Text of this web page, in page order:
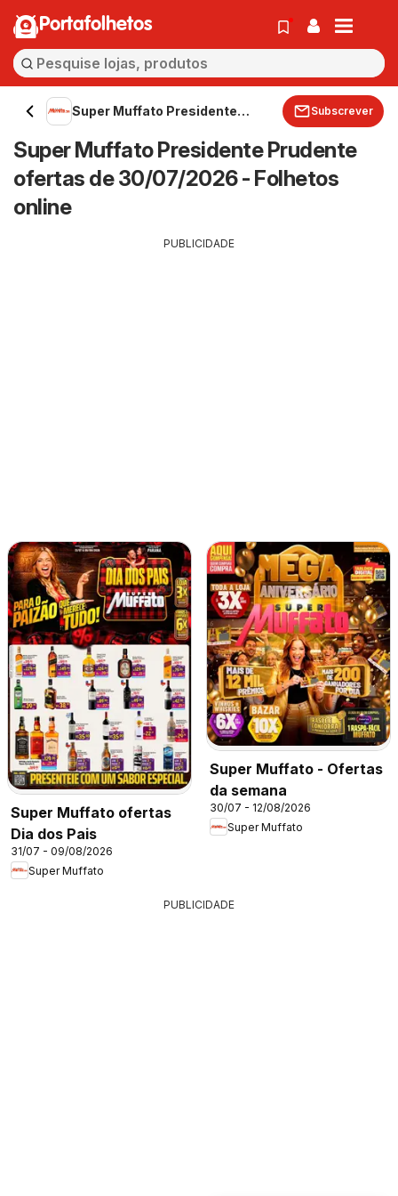
Portafolhetos
Super Muffato Presidente
Subscrever
Super Muffato Presidente Prudente
ofertas de 30/07/2026 - Folhetos
online
PUBLICIDADE
Super Muffato ofertas
Dia dos Pais
31/07 - 09/08/2026
Super Muffato
Super Muffato - Ofertas
da semana
30/07 - 12/08/2026
Super Muffato
PUBLICIDADE